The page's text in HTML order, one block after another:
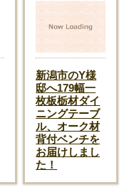
新潟市のY様
邸へ179幅一
枚板栃材ダイ
ニングテーブ
ル、オーク材
背付ベンチを
お届けしまし
た！